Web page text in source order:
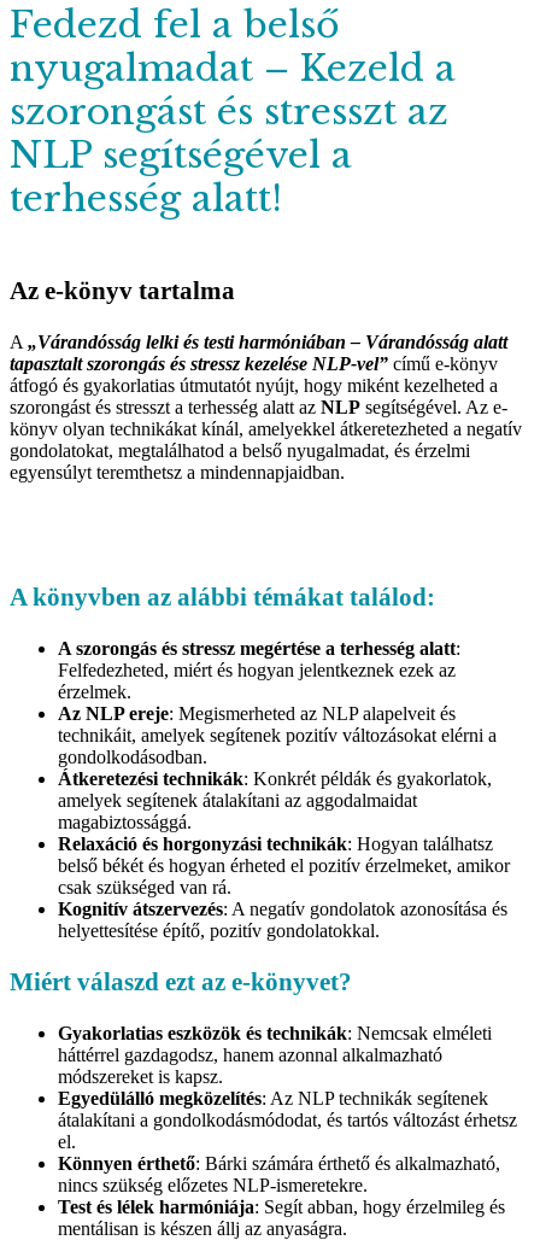
Fedezd fel a belső
nyugalmadat – Kezeld a
szorongást és stresszt az
NLP segítségével a
terhesség alatt!
Az e-könyv tartalma
A „Várandósság lelki és testi harmóniában – Várandósság alatt
tapasztalt szorongás és stressz kezelése NLP-vel” című e-könyv
átfogó és gyakorlatias útmutatót nyújt, hogy miként kezelheted a
szorongást és stresszt a terhesség alatt az NLP segítségével. Az e-
könyv olyan technikákat kínál, amelyekkel átkeretezheted a negatív
gondolatokat, megtalálhatod a belső nyugalmadat, és érzelmi
egyensúlyt teremthetsz a mindennapjaidban.
A könyvben az alábbi témákat találod:
A szorongás és stressz megértése a terhesség alatt:
Felfedezheted, miért és hogyan jelentkeznek ezek az
érzelmek.
Az NLP ereje: Megismerheted az NLP alapelveit és
technikáit, amelyek segítenek pozitív változásokat elérni a
gondolkodásodban.
Átkeretezési technikák: Konkrét példák és gyakorlatok,
amelyek segítenek átalakítani az aggodalmaidat
magabiztossággá.
Relaxáció és horgonyzási technikák: Hogyan találhatsz
belső békét és hogyan érheted el pozitív érzelmeket, amikor
csak szükséged van rá.
Kognitív átszervezés: A negatív gondolatok azonosítása és
helyettesítése építő, pozitív gondolatokkal.
Miért válaszd ezt az e-könyvet?
Gyakorlatias eszközök és technikák: Nemcsak elméleti
háttérrel gazdagodsz, hanem azonnal alkalmazható
módszereket is kapsz.
Egyedülálló megközelítés: Az NLP technikák segítenek
átalakítani a gondolkodásmódodat, és tartós változást érhetsz
el.
Könnyen érthető: Bárki számára érthető és alkalmazható,
nincs szükség előzetes NLP-ismeretekre.
Test és lélek harmóniája: Segít abban, hogy érzelmileg és
mentálisan is készen állj az anyaságra.